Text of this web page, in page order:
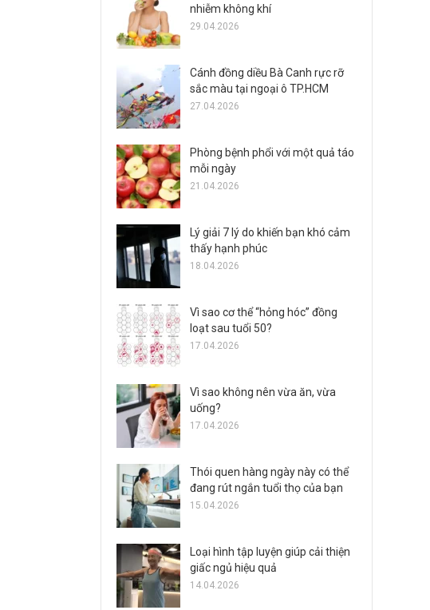
nhiễm không khí
29.04.2026
Cánh đồng diều Bà Canh rực rỡ
sắc màu tại ngoại ô TP.HCM
27.04.2026
Phòng bệnh phổi với một quả táo
mỗi ngày
21.04.2026
Lý giải 7 lý do khiến bạn khó cảm
thấy hạnh phúc
18.04.2026
Vì sao cơ thể “hỏng hóc” đồng
loạt sau tuổi 50?
17.04.2026
Vì sao không nên vừa ăn, vừa
uống?
17.04.2026
Thói quen hàng ngày này có thể
đang rút ngắn tuổi thọ của bạn
15.04.2026
Loại hình tập luyện giúp cải thiện
giấc ngủ hiệu quả
14.04.2026